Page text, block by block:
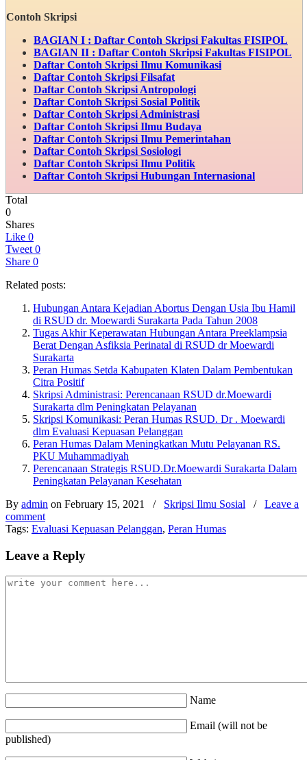
Contoh Skripsi
BAGIAN I : Daftar Contoh Skripsi Fakultas FISIPOL
BAGIAN II : Daftar Contoh Skripsi Fakultas FISIPOL
Daftar Contoh Skripsi Ilmu Komunikasi
Daftar Contoh Skripsi Filsafat
Daftar Contoh Skripsi Antropologi
Daftar Contoh Skripsi Sosial Politik
Daftar Contoh Skripsi Administrasi
Daftar Contoh Skripsi Ilmu Budaya
Daftar Contoh Skripsi Ilmu Pemerintahan
Daftar Contoh Skripsi Sosiologi
Daftar Contoh Skripsi Ilmu Politik
Daftar Contoh Skripsi Hubungan Internasional
Total
0
Shares
Like 0
Tweet 0
Share 0
Related posts:
Hubungan Antara Kejadian Abortus Dengan Usia Ibu Hamil
di RSUD dr. Moewardi Surakarta Pada Tahun 2008
Tugas Akhir Keperawatan Hubungan Antara Preeklampsia
Berat Dengan Asfiksia Perinatal di RSUD dr Moewardi
Surakarta
Peran Humas Setda Kabupaten Klaten Dalam Pembentukan
Citra Positif
Skripsi Administrasi: Perencanaan RSUD dr.Moewardi
Surakarta dlm Peningkatan Pelayanan
Skripsi Komunikasi: Peran Humas RSUD. Dr . Moewardi
dlm Evaluasi Kepuasan Pelanggan
Peran Humas Dalam Meningkatkan Mutu Pelayanan RS.
PKU Muhammadiyah
Perencanaan Strategis RSUD.Dr.Moewardi Surakarta Dalam
Peningkatan Pelayanan Kesehatan
By admin on February 15, 2021 / Skripsi Ilmu Sosial / Leave a
comment
Tags: Evaluasi Kepuasan Pelanggan, Peran Humas
Leave a Reply
Name
Email (will not be
published)